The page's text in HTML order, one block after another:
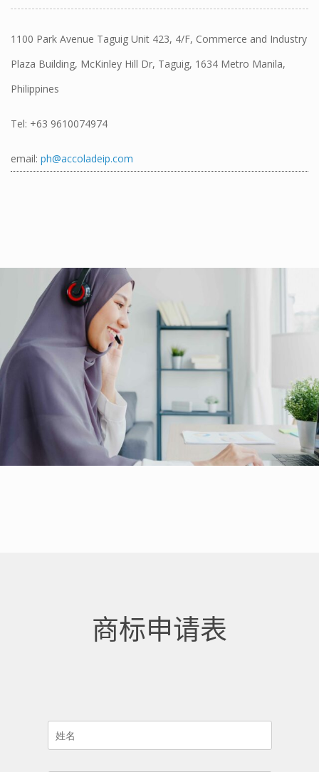
1100 Park Avenue Taguig Unit 423, 4/F, Commerce and Industry
Plaza Building, McKinley Hill Dr, Taguig, 1634 Metro Manila,
Philippines
Tel: +63 9610074974
email: ph@accoladeip.com
商标申请表